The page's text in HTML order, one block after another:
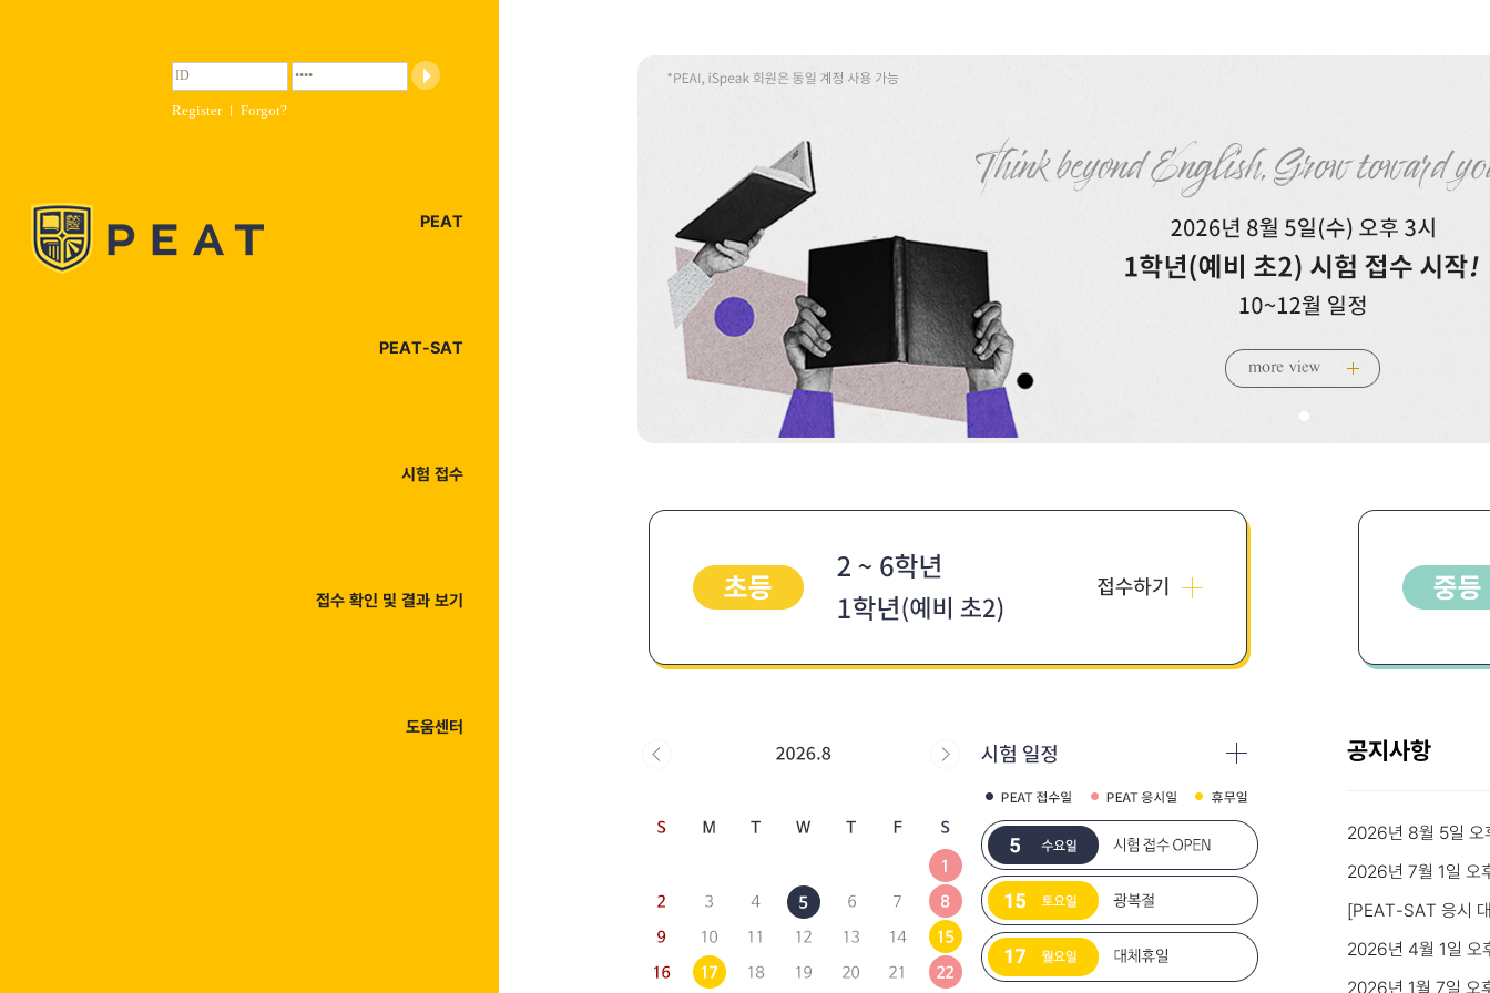
Register | Forgot?
PEAT
PEAT-SAT
시험 접수
접수 확인 및 결과 보기
도움센터
공지사항
2026년 8월 5일 오
2026년 7월 1일 오
[PEAT-SAT 응시
2026년 4월 1일 오
2026년 1월 7일 오